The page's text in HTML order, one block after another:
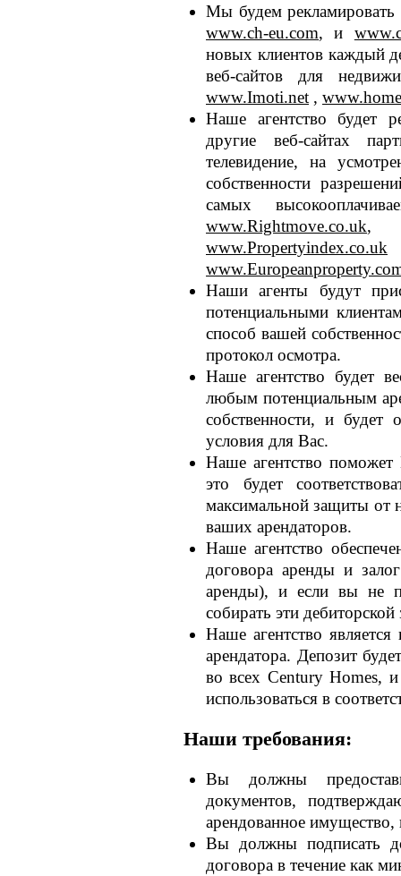
Мы будем
www.ch-eu.com, и
новых клиентов каждый
веб-сайтов для
www.Imoti.net ,
Наше агентство будет
другие веб-сайтах
телевидение, на
собственности
самых
www.Rightmove.co.uk
www.Propertyindex.co.uk
Наши агенты будут
потенциальными
способ вашей
протокол осмотра.
Наше агентство будет
любым потенциальным
собственности, и
условия для Вас.
Наше агентство
это будет
максимальной защиты от
ваших арендаторов.
Наше агентство
договора аренды и
аренды), и если вы не
собирать эти
Наше агентство
арендатора. Депозит
во всех Century Homes,
использоваться в
Наши требования:
Вы должны
документов,
арендованное имущество,
Вы должны подписать
договора в течение как